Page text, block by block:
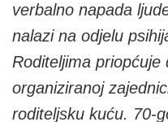
verbalno napada
nalazi na odjelu
Roditeljima
organiziranoj
roditeljsku kuću. 70-